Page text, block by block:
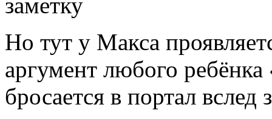
Но тут у Макса
аргумент любого
бросается в портал